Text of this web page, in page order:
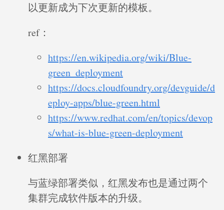
以更新成为下次更新的模板。
ref：
https://en.wikipedia.org/wiki/Blue-
green_deployment
https://docs.cloudfoundry.org/devguide/d
eploy-apps/blue-green.html
https://www.redhat.com/en/topics/devop
s/what-is-blue-green-deployment
红黑部署
与蓝绿部署类似，红黑发布也是通过两个
集群完成软件版本的升级。